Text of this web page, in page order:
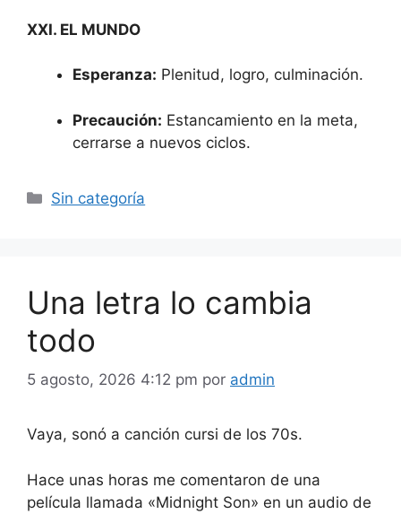
XXI. EL MUNDO
Esperanza: Plenitud, logro, culminación.
Precaución: Estancamiento en la meta,
cerrarse a nuevos ciclos.
Categorías
Sin categoría
Una letra lo cambia
todo
5 agosto, 2026 4:12 pm por admin
Vaya, sonó a canción cursi de los 70s.
Hace unas horas me comentaron de una
película llamada «Midnight Son» en un audio de